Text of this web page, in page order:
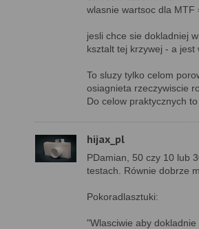
wlasnie wartsoc dla MTF
jesli chce sie dokladniej
ksztalt tej krzywej - a
To sluzy tylko celom
osiagnieta rzeczywiscie
Do celow praktycznych
hijax_pl
PDamian, 50 czy 10 lub
testach. Równie dobrze
Pokoradlasztuki:
"Wlasciwie aby